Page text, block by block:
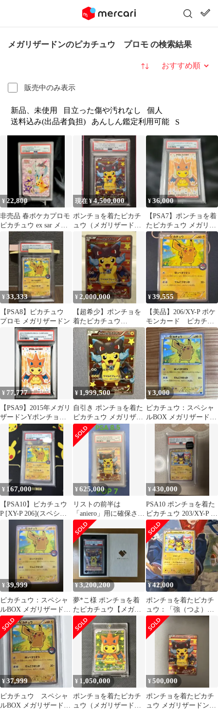
メガリザードンのピカチュウ プロモ の検索結果
販売中のみ表示
並び替え
新品、未使用 目立った傷や汚れなし
個人
送料込み(出品者負担)
あんしん鑑定利用可能 S
¥ 22,800
非売品 春ポケカプロモ
ピカチュウ ex sar メガ
リザードン ゲンガー
現在 ¥4,500,000
ポンチョを着たピカチ
ュウ（メガリザードン
X） PROMO XYシリー
ズプロモー…
¥36,000
【PSA7】ポンチョを着
たピカチュウ メガリザ
ードンY 名刺 2015年
¥33,333
【PSA8】ピカチュウ
プロモ メガリザードン
¥ 2,000,000
【超希少】ポンチョを
着たピカチュウ
207/XY-P メガリザード
ンX プロモ
¥39,555
【美品】206/XY-P ポケ
モンカード ピカチュ
ウ ポケモンセンター
プロモ
¥ 77,777
【PSA9】2015年メガリ
ザードンYポンチョピ
カチュウ 名刺カード
¥ 1,999,500
自引き ポンチョを着た
ピカチュウ メガリザー
ドンX XYプロモ ポケ
カ
¥3,000
ピカチュウ：スペシャ
ルBOX メガリザードン
Xのポンチョを着たピ
カチュウ・メガ…
¥ 167,000
【PSA10】ピカチュウ
P [XY-P 206](スペシャ
¥625,000
リストの前半は
「aniero」用に確保され
ています
¥430,000
PSA10 ポンチョを着た
ピカチュウ 203/XY-P プ
ロモ
¥39,999
ピカチュウ：スペシャ
ルBOX メガリザードン
Xのポンチョを着たピ
カチュウ・メガ…
¥3,200,200
夢*こ様 ポンチョを着
たピカチュウ【メガリ
ザードンX】 PSA10
¥42,000
ポンチョを着たピカチ
ュウ：「強（つよ）★
カワ ピカチュウのメガ
キャンペーン第1…
¥37,999
ピカチュウ スペシャ
ルBOX メガリザードン
¥ 1,050,000
ポンチョを着たピカチ
ュウ（メガリザードン
¥500,000
ポンチョを着たピカチ
ュウ メガリザードンX